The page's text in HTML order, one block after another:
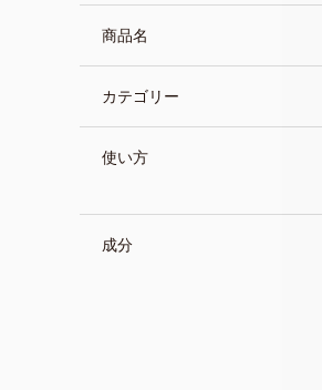
商品名
カテゴリー
使い方
成分